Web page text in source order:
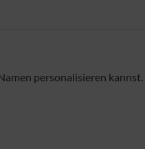
personalisieren kannst.